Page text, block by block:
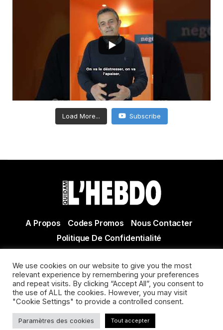
Load More... Subscribe
A Propos Codes Promos
Nous Contacter
Politique De Confidentialité
Actualité Agen - Actualité en lot et Garonne - Actualité
Villeneuve sur Lot
We use cookies on our website to give you the most
relevant experience by remembering your preferences
and repeat visits. By clicking “Accept All”, you consent to
the use of ALL the cookies. However, you may visit
"Cookie Settings" to provide a controlled consent.
Paramètres des cookies Tout accepter